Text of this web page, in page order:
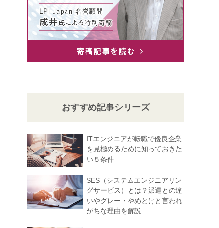
おすすめ記事シリーズ
ITエンジニアが転職で優良企業
を見極めるために知っておきた
い５条件
SES（システムエンジニアリン
グサービス）とは？派遣との違
いやグレー・やめとけと言われ
がちな理由を解説